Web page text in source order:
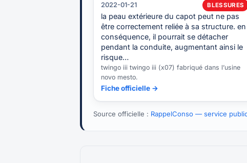
2022-01-21 BLESSURES
la peau extérieure du capot peut ne pas
être correctement reliée à sa structure. en
conséquence, il pourrait se détacher
pendant la conduite, augmentant ainsi le
risque…
twingo iii twingo iii (x07) fabriqué dans l’usine
novo mesto.
Fiche officielle →
Source officielle : RappelConso — service